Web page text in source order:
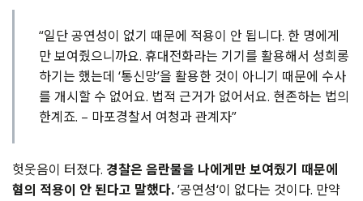
“일단 공연성이 없기 때문에 적용이 안 됩니다. 한 명에게
만 보여줬으니까요. 휴대전화라는 기기를 활용해서 성희롱
하기는 했는데 ‘통신망’을 활용한 것이 아니기 때문에 수사
를 개시할 수 없어요. 법적 근거가 없어서요. 현존하는 법의
한계죠. – 마포경찰서 여청과 관계자”
헛웃음이 터졌다. 경찰은 음란물을 나에게만 보여줬기 때문에
혐의 적용이 안 된다고 말했다.’공연성‘이 없다는 것이다. 만약